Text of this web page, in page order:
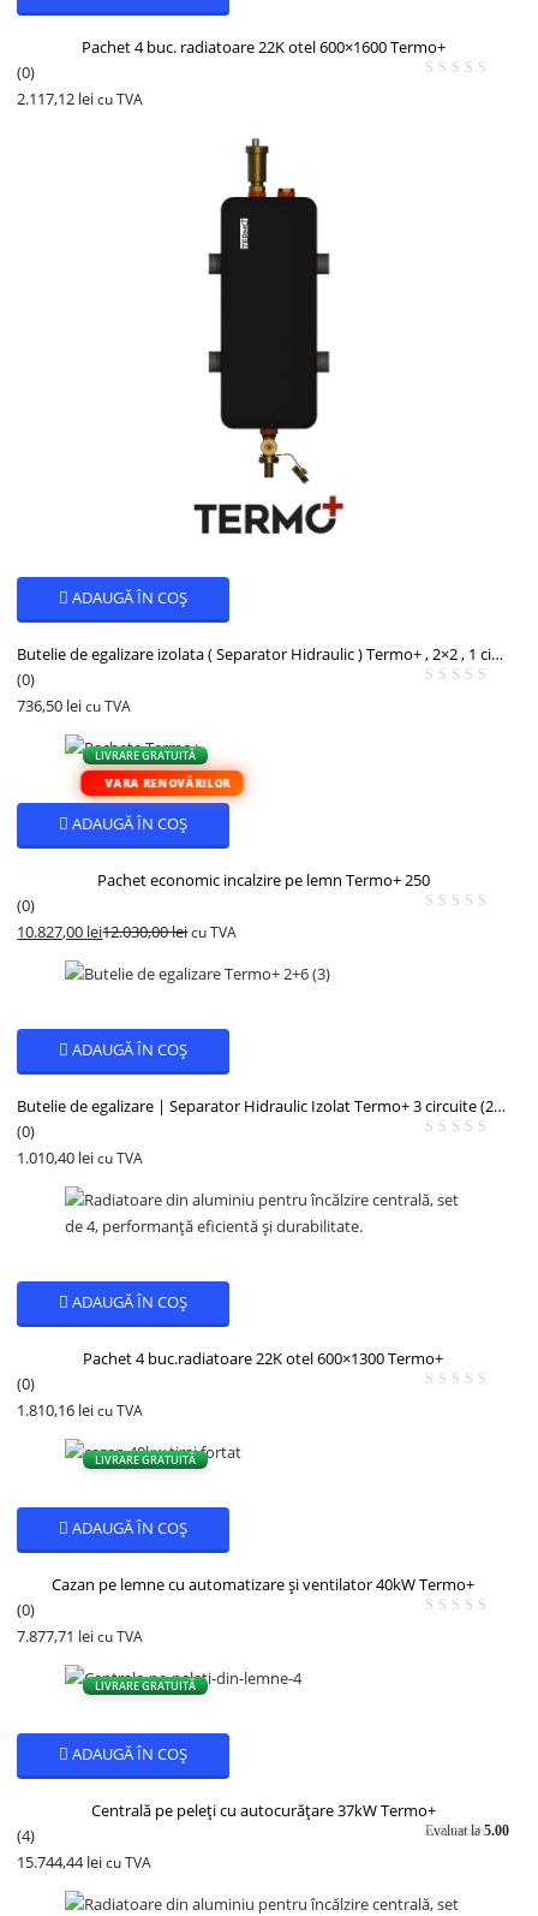
Pachet 4 buc. radiatoare 22K otel 600×1600 Termo+
(0)
2.117,12 lei cu TVA
ADAUGĂ ÎN COȘ
Butelie de egalizare izolata ( Separator Hidraulic ) Termo+ , 2×2 , 1 circuit filet exterior de 1.1/2″ debit 5.8 m³/h
(0)
736,50 lei cu TVA
VARA RENOVĂRILOR
LIVRARE GRATUITĂ
ADAUGĂ ÎN COȘ
Pachet economic incalzire pe lemn Termo+ 250
(0)
10.827,00 lei12.030,00leicu TVA
ADAUGĂ ÎN COȘ
Butelie de egalizare | Separator Hidraulic Izolat Termo+ 3 circuite (2+6)
(0)
1.010,40 lei cu TVA
ADAUGĂ ÎN COȘ
Pachet 4 buc.radiatoare 22K otel 600×1300 Termo+
(0)
1.810,16 lei cu TVA
LIVRARE GRATUITĂ
ADAUGĂ ÎN COȘ
Cazan pe lemne cu automatizare și ventilator 40kW Termo+
(0)
7.877,71 lei cu TVA
LIVRARE GRATUITĂ
ADAUGĂ ÎN COȘ
Centrală pe peleți cu autocurățare 37kW Termo+
Evaluat la5.00
(4)
15.744,44lei cu TVA